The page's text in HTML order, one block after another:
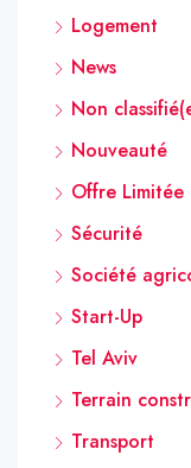
Logement
News
Non
Nouveauté
Offre Limitée
Sécurité
Société
Start-Up
Tel Aviv
Terrain
Transport